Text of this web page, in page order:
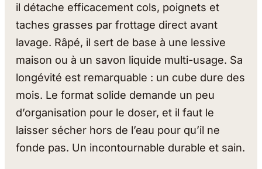
il détache efficacement cols, poignets et
taches grasses par frottage direct avant
lavage. Râpé, il sert de base à une lessive
maison ou à un savon liquide multi-usage. Sa
longévité est remarquable : un cube dure des
mois. Le format solide demande un peu
d’organisation pour le doser, et il faut le
laisser sécher hors de l’eau pour qu’il ne
fonde pas. Un incontournable durable et sain.